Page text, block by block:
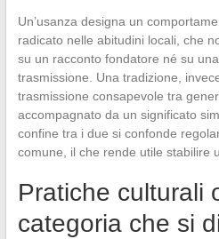
Un’usanza designa un
radicato nelle abitudini locali, che
su un racconto fondatore né su
trasmissione. Una tradizione,
trasmissione consapevole tra
accompagnato da un significato
confine tra i due si confonde
comune, il che rende utile stabilire
Pratiche culturali
categoria che si